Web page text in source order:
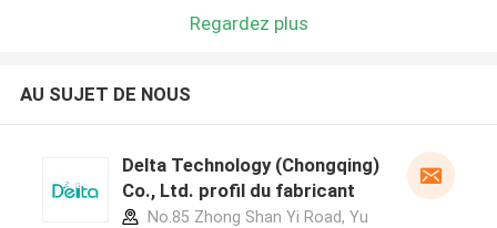
Regardez plus
AU SUJET DE NOUS
Delta Technology (Chongqing)
Co., Ltd. profil du fabricant
No.85 Zhong Shan Yi Road, Yu